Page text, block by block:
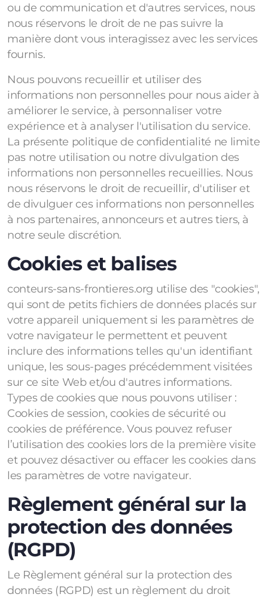
ou de communication et d'autres services, nous
nous réservons le droit de ne pas suivre la
manière dont vous interagissez avec les services
fournis.
Nous pouvons recueillir et utiliser des
informations non personnelles pour nous aider à
améliorer le service, à personnaliser votre
expérience et à analyser l'utilisation du service.
La présente politique de confidentialité ne limite
pas notre utilisation ou notre divulgation des
informations non personnelles recueillies. Nous
nous réservons le droit de recueillir, d'utiliser et
de divulguer ces informations non personnelles
à nos partenaires, annonceurs et autres tiers, à
notre seule discrétion.
Cookies et balises
conteurs-sans-frontieres.org utilise des "cookies",
qui sont de petits fichiers de données placés sur
votre appareil uniquement si les paramètres de
votre navigateur le permettent et peuvent
inclure des informations telles qu'un identifiant
unique, les sous-pages précédemment visitées
sur ce site Web et/ou d'autres informations.
Types de cookies que nous pouvons utiliser :
Cookies de session, cookies de sécurité ou
cookies de préférence. Vous pouvez refuser
l’utilisation des cookies lors de la première visite
et pouvez désactiver ou effacer les cookies dans
les paramètres de votre navigateur.
Règlement général sur la
protection des données
(RGPD)
Le Règlement général sur la protection des
données (RGPD) est un règlement du droit